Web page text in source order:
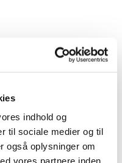
indhold og
til sociale medier og til
også oplysninger om
vores partnere inden